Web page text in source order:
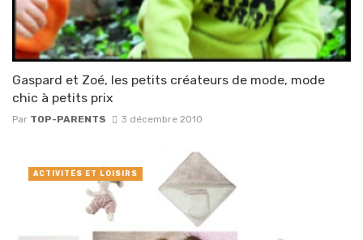
Gaspard et Zoé, les petits créateurs de mode, mode
chic à petits prix
Par TOP-PARENTS 3 décembre 2010
ACTIVITÉS ET LOISIRS